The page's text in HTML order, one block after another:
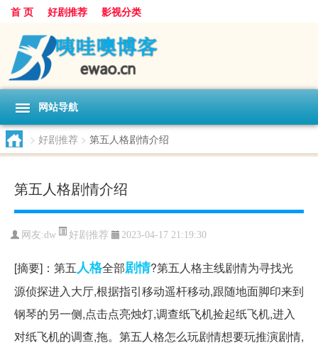
首 页 好剧推荐 影视分类
网站导航
> 好剧推荐 > 第五人格剧情介绍
第五人格剧情介绍
网友:dw 好剧推荐 2023-04-17 21:19:30
[摘要]：第五人格全部剧情?第五人格主线剧情为寻找光
源侦探进入大厅,根据指引移动遥杆移动,跟随地面脚印来到
钢琴的另一侧,点击点亮烛灯,调查纸飞机捡起纸飞机,进入
对纸飞机的调查,拖。第五人格怎么玩剧情想要玩推演剧情,